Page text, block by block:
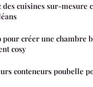
des cuisines sur-mesure
pour créer une chambre
cosy
conteneurs poubelle